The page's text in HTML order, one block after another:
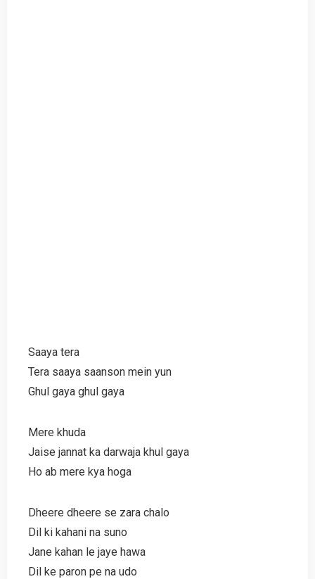
Saaya tera
Tera saaya saanson mein yun
Ghul gaya ghul gaya
Mere khuda
Jaise jannat ka darwaja khul gaya
Ho ab mere kya hoga
Dheere dheere se zara chalo
Dil ki kahani na suno
Jane kahan le jaye hawa
Dil ke paron pe na udo